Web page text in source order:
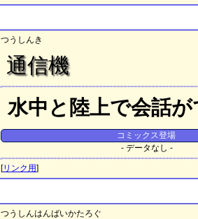
つうしんき
通信機
水中と陸上で会話
コミックス登場
- データなし -
[リンク用]
つうしんはんばいかたろぐ